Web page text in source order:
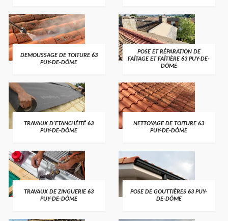
DEMOUSSAGE DE TOITURE 63
PUY-DE-DÔME
POSE ET RÉPARATION DE
FAÎTAGE ET FAÎTIÈRE 63 PUY-DE-
DÔME
TRAVAUX D'ETANCHÉITÉ 63
PUY-DE-DÔME
NETTOYAGE DE TOITURE 63
PUY-DE-DÔME
TRAVAUX DE ZINGUERIE 63
PUY-DE-DÔME
POSE DE GOUTTIÈRES 63 PUY-
DE-DÔME